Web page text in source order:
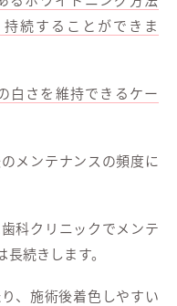
続することができま
白さを維持できるケー
メンテナンスの頻度に
科クリニックでメンテ
続きします。
、施術後着色しやすい